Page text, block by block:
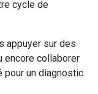
cycle de
appuyer sur des
encore collaborer
un diagnostic